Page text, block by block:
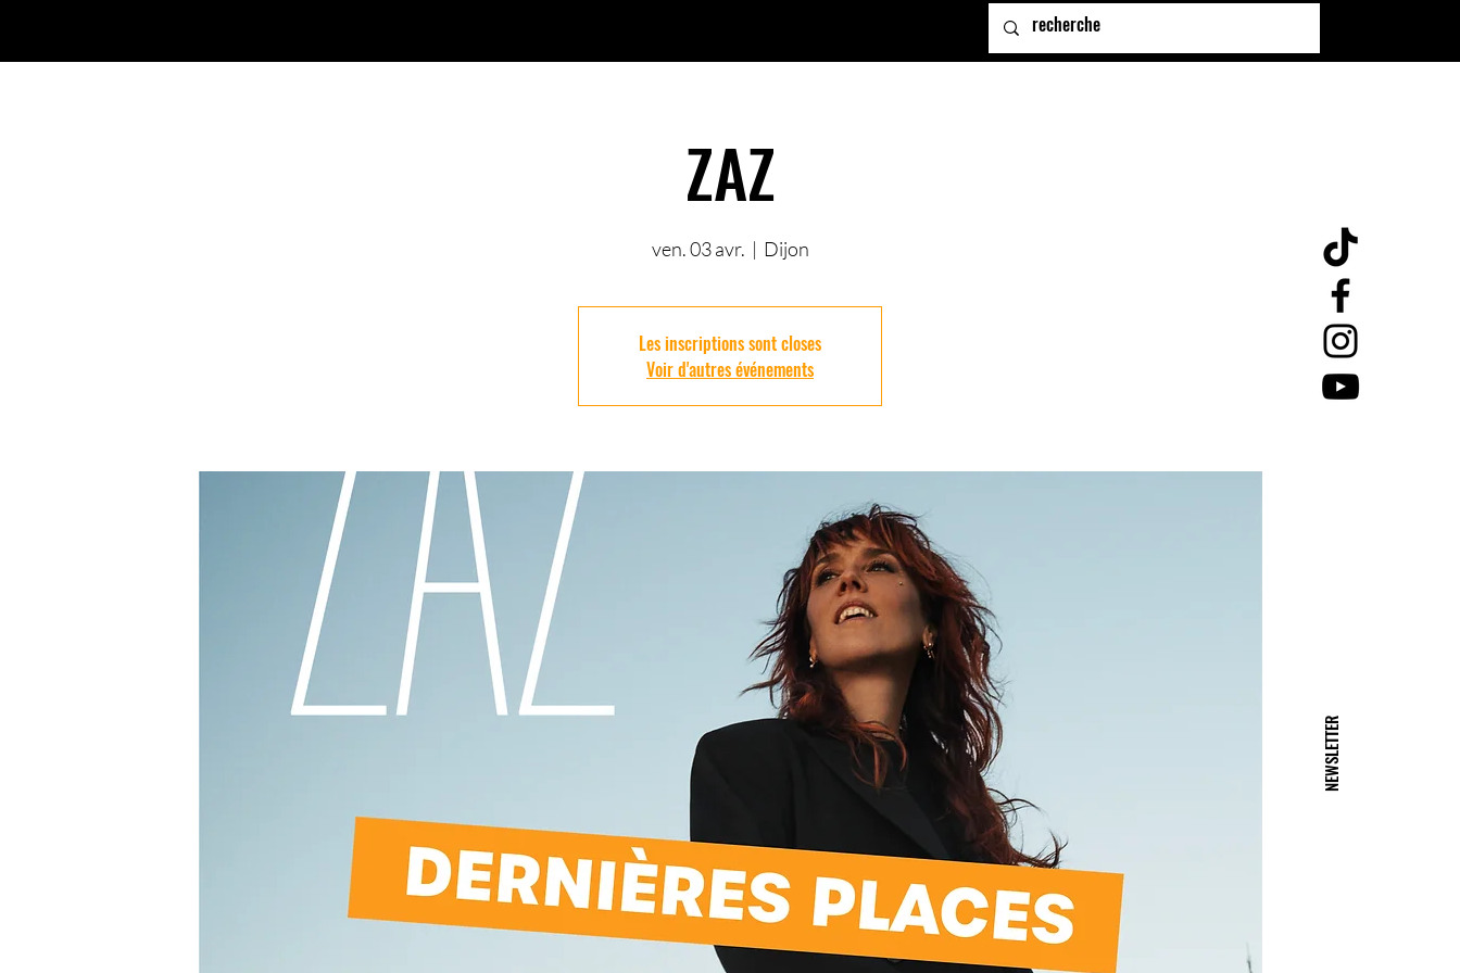
ZAZ
ven. 03 avr.
  |
Dijon
Les inscriptions sont closes
Voir d'autres événements
NEWSLETTER